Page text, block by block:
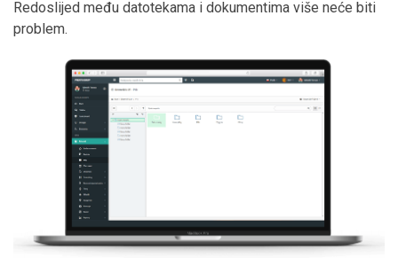
Redoslijed među datotekama i dokumentima više neće biti
problem.